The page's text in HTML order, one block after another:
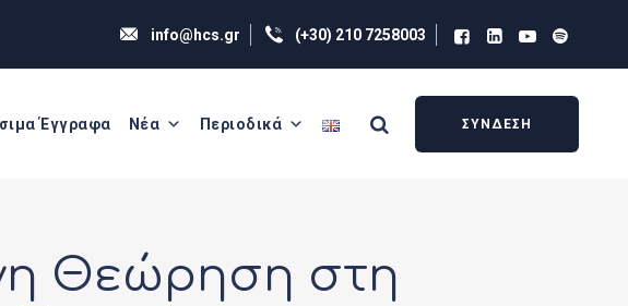
info@hcs.gr (+30) 210 7258003
Έγγραφα Νέα Περιοδικά ΣΥΝΔΕΣΗ
Θεώρηση στη